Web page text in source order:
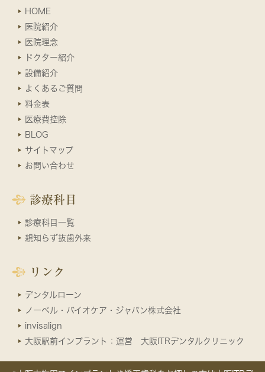
HOME
医院紹介
医院理念
ドクター紹介
設備紹介
よくあるご質問
料金表
医療費控除
BLOG
サイトマップ
お問い合わせ
診療科目
診療科目一覧
親知らず抜歯外来
リンク
デンタルローン
ノーベル・バイオケア・ジャパン株式会社
invisalign
大阪駅前インプラント：運営 大阪ITRデンタルクリニック